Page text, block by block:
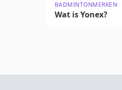
BADMINTONMERKEN
Wat is Yonex?